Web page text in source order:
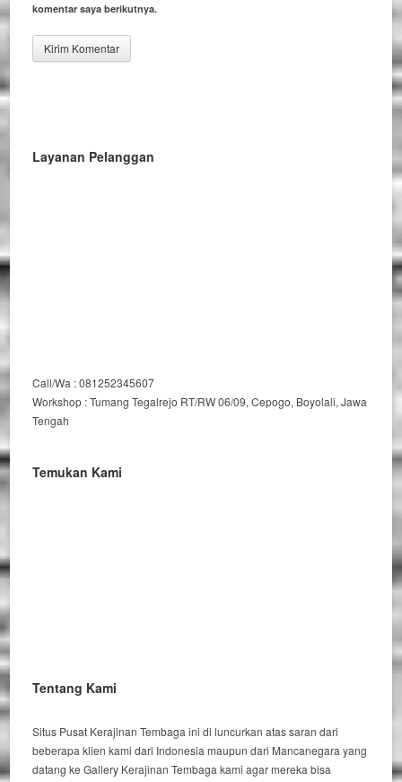
komentar saya berikutnya.
Layanan Pelanggan
Call/Wa : 081252345607
Workshop : Tumang Tegalrejo RT/RW 06/09, Cepogo, Boyolali, Jawa
Tengah
Temukan Kami
Tentang Kami
Situs Pusat Kerajinan Tembaga ini di luncurkan atas saran dari
beberapa klien kami dari Indonesia maupun dari Mancanegara yang
datang ke Gallery Kerajinan Tembaga kami agar mereka bisa